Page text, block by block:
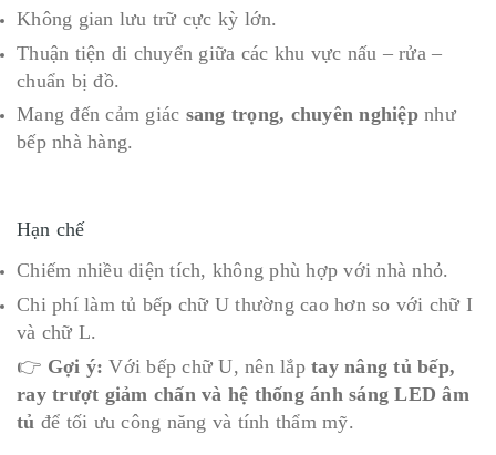
Không gian lưu trữ cực kỳ lớn.
Thuận tiện di chuyển giữa các khu vực nấu – rửa –
chuẩn bị đồ.
Mang đến cảm giác sang trọng, chuyên nghiệpnhư
bếp nhà hàng.
Hạn chế
Chiếm nhiều diện tích, không phù hợp với nhà nhỏ.
Chi phí làm tủ bếp chữ U thường cao hơn so với chữ I
và chữ L.
👉 Gợi ý: Với bếp chữ U, nên lắp tay nâng tủ bếp,
ray trượt giảm chấn và hệ thống ánh sáng LED âm
tủ để tối ưu công năng và tính thẩm mỹ.